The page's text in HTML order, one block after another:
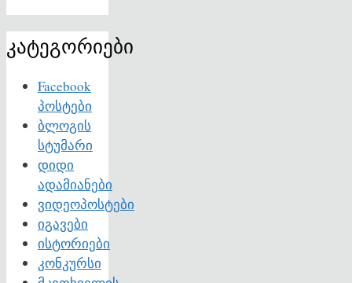
კატეგორიები
Facebook
პოსტები
ბლოგის
სტუმარი
დიდი
ადამიანები
ვიდეოპოსტები
იგავები
ისტორიები
კონკურსი